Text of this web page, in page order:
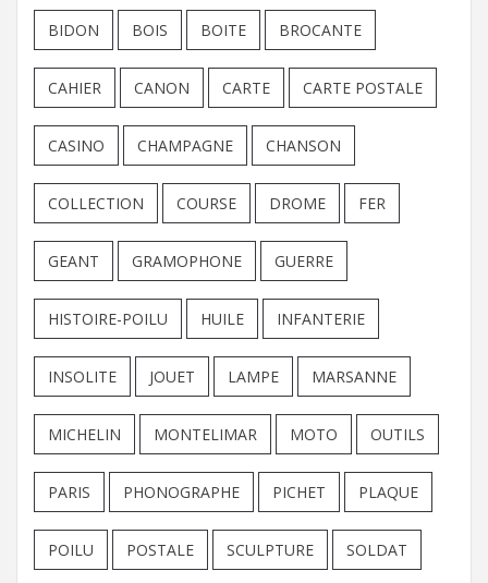
BIDON BOIS BOITE BROCANTE
CAHIER CANON CARTE CARTE POSTALE
CASINO CHAMPAGNE CHANSON
COLLECTION COURSE DROME FER
GEANT GRAMOPHONE GUERRE
HISTOIRE-POILU HUILE INFANTERIE
INSOLITE JOUET LAMPE MARSANNE
MICHELIN MONTELIMAR MOTO OUTILS
PARIS PHONOGRAPHE PICHET PLAQUE
POILU POSTALE SCULPTURE SOLDAT